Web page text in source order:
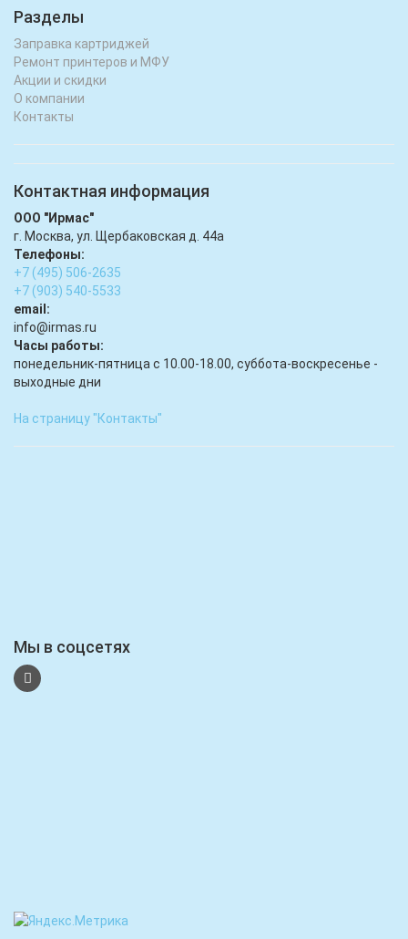
Разделы
Заправка картриджей
Ремонт принтеров и МФУ
Акции и скидки
О компании
Контакты
Контактная информация
ООО "Ирмас"
г. Москва, ул. Щербаковская д. 44а
Телефоны:
+7 (495) 506-2635
+7 (903) 540-5533
email:
infо@irmas.ru
Часы работы:
понедельник-пятница с 10.00-18.00, суббота-воскресенье -
выходные дни
На страницу "Контакты"
Мы в соцсетях